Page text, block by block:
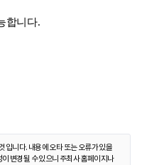
합니다.
입니다. 내용에 오타 또는 오류가 있을
변경될 수 있으니 주최사 홈페이지나